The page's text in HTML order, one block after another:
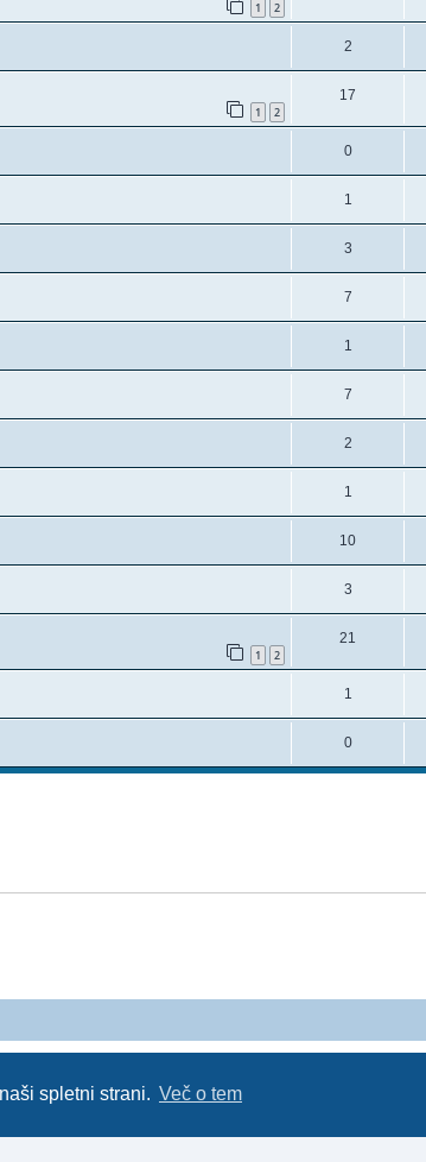
spletni strani. Več o tem
1 2
2
1 2
17
0
1
3
7
1
7
2
1
10
3
1 2
21
1
0
pill.eu -- Powered by phpBB3 -- revised and changed by lithium